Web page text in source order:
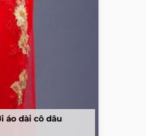
áo dài cô dâu